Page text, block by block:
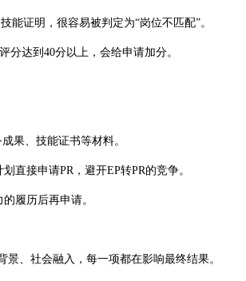
证明，很容易被判定为“岗位不匹配”。
达到40分以上，会给申请加分。
果、技能证书等材料。
接申请PR，避开EP转PR的竞争。
履历后再申请。
、社会融入，每一项都在影响最终结果。